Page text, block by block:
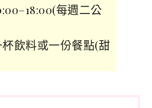
每週二公
飲料或一份餐點(甜